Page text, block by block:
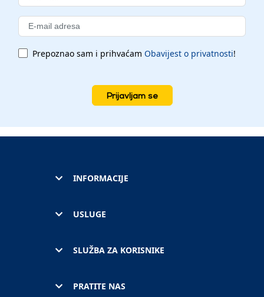
Prepoznao sam i prihvaćam Obavijest o privatnosti!
Prijavljam se
INFORMACIJE
USLUGE
SLUŽBA ZA KORISNIKE
PRATITE NAS